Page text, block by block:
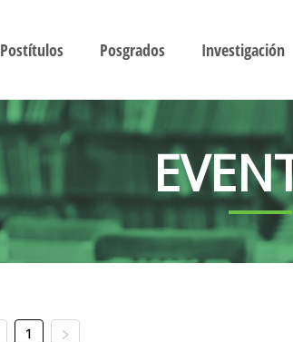
Postítulos Posgrados Investigación
1